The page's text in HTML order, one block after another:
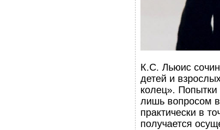
К.С. Льюис
детей и
колец». Попытки
лишь вопросом
практически в
получается